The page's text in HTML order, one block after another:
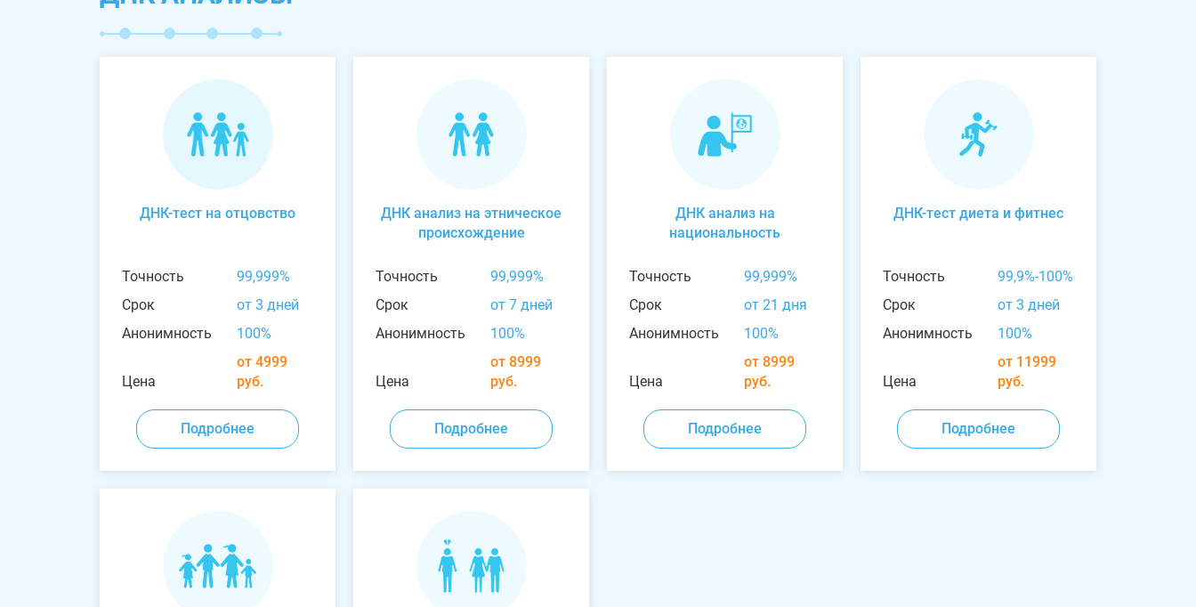
ДНК-тест на отцовство
Точность
99,999%
Срок
от 3 дней
Анонимность
100%
Цена
от 4999
руб.
Подробнее
ДНК анализ на этническое
происхождение
Точность
99,999%
Срок
от 7 дней
Анонимность
100%
Цена
от 8999
руб.
Подробнее
ДНК анализ на
национальность
Точность
99,999%
Срок
от 21 дня
Анонимность
100%
Цена
от 8999
руб.
Подробнее
ДНК-тест диета и фитнес
Точность
99,9%-100%
Срок
от 3 дней
Анонимность
100%
Цена
от 11999
руб.
Подробнее